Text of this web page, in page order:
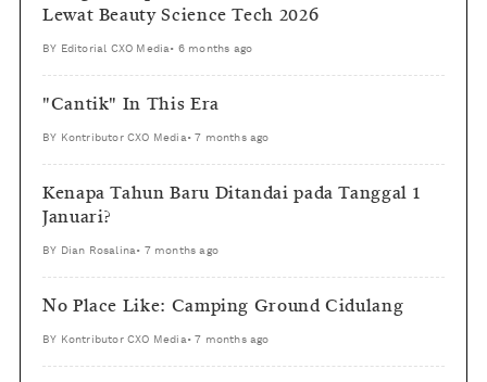
Lewat Beauty Science Tech 2026
BY Editorial CXO Media• 6 months ago
"Cantik" In This Era
BY Kontributor CXO Media•7 months ago
Kenapa Tahun Baru Ditandai pada Tanggal 1
Januari?
BY Dian Rosalina• 7 months ago
No Place Like: Camping Ground Cidulang
BY Kontributor CXO Media•7 months ago